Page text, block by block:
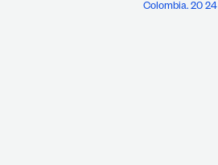
Colombia. 20 24